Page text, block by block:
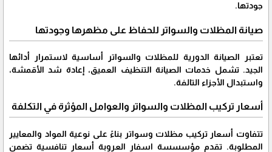
جودتها.
صيانة المظلات والسواتر للحفاظ على مظهرها وجودتها
تعتبر الصيانة الدورية للمظلات والسواتر أساسية لاستمرار أدائها
الجيد. تشمل خدمات الصيانة التنظيف العميق، إعادة شد الأقمشة،
واستبدال الأجزاء التالفة.
أسعار تركيب المظلات والسواتر والعوامل المؤثرة في التكلفة
تتفاوت أسعار تركيب مظلات وسواتر بناءً على نوعية المواد والمعايير
المطلوبة. تقدم مؤسسسة اسفار العروبة أسعار تنافسية تضمن